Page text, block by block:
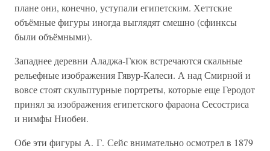
плане они, конечно, уступали египетским. Хеттские
объёмные фигуры иногда выглядят смешно (сфинксы
были объёмными).
Западнее деревни Аладжа-Гкюк встречаются скальные
рельефные изображения Гявур-Калеси. А над Смирной и
вовсе стоят скульптурные портреты, которые еще Геродот
принял за изображения египетского фараона Сесостриса
и нимфы Ниобеи.
Обе эти фигуры А. Г. Сейс внимательно осмотрел в 1879